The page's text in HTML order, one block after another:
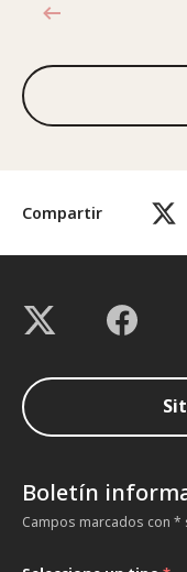
Compartir
Boletín
Campos marcados con